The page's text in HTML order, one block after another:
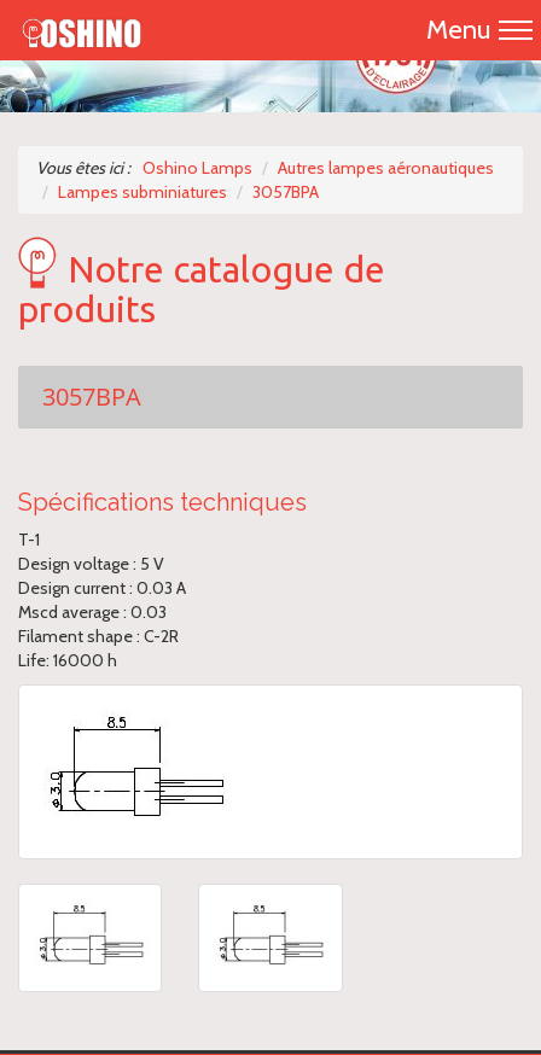
Menu
Accueil
Nos produits
Vous êtes ici : Oshino Lamps
Autres lampes aéronautiques
Lampes subminiatures
3057BPA
Notre catalogue de
produits
3057BPA
Spécifications techniques
T-1
Design voltage : 5 V
Design current : 0.03 A
Mscd average : 0.03
Filament shape : C-2R
Life: 16000 h